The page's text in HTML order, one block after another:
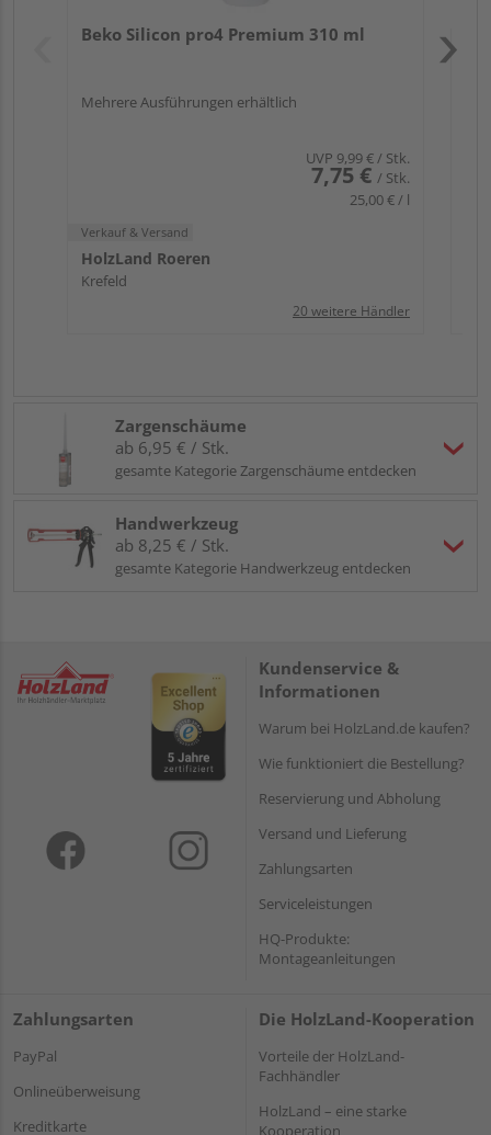
Beko Silicon pro4 Premium 310 ml
Mehrere Ausführungen erhältlich
UVP 9,99 €/ Stk.
7,75 € / Stk.
25,00 € / l
Verkauf & Versand
HolzLand Roeren
Krefeld
20 weitere Händler
Zargenschäume
ab 6,95 € / Stk.
gesamte Kategorie Zargenschäume entdecken
Handwerkzeug
ab 8,25 € / Stk.
gesamte Kategorie Handwerkzeug entdecken
Kundenservice &
Informationen
Warum bei HolzLand.de kaufen?
Wie funktioniert die Bestellung?
Reservierung und Abholung
Versand und Lieferung
Zahlungsarten
Serviceleistungen
HQ-Produkte:
Montageanleitungen
Zahlungsarten
PayPal
Onlineüberweisung
Kreditkarte
Die HolzLand-Kooperation
Vorteile der HolzLand-
Fachhändler
HolzLand – eine starke
Kooperation